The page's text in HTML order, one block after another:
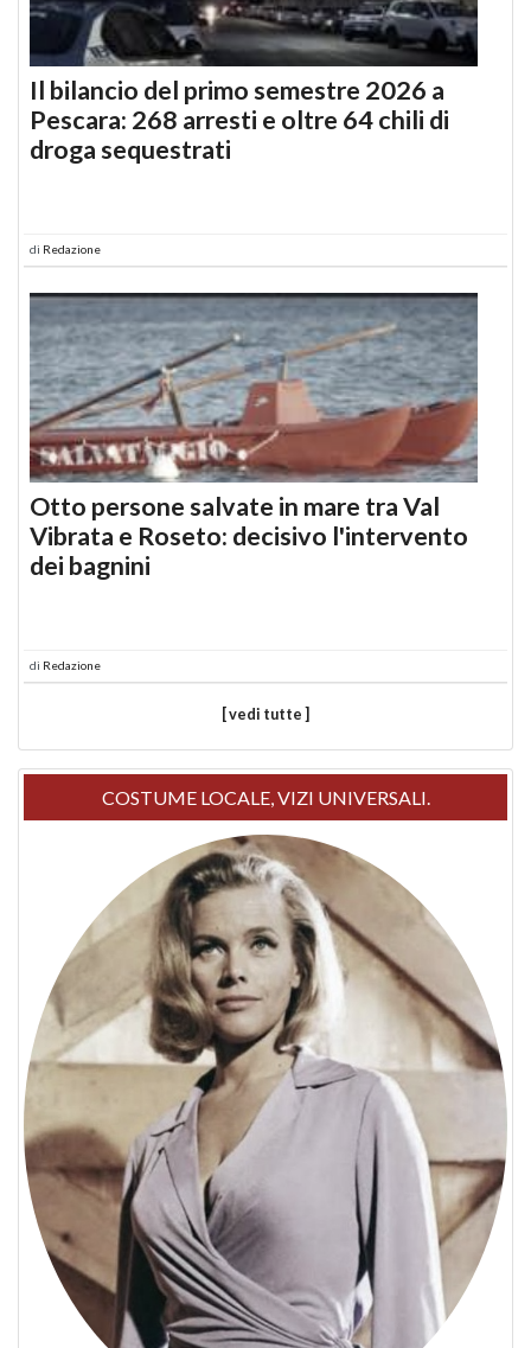
Il bilancio del primo semestre 2026 a
Pescara: 268 arresti e oltre 64 chili di
droga sequestrati
di Redazione
Otto persone salvate in mare tra Val
Vibrata e Roseto: decisivo l'intervento
dei bagnini
di Redazione
[ vedi tutte ]
COSTUME LOCALE, VIZI UNIVERSALI.